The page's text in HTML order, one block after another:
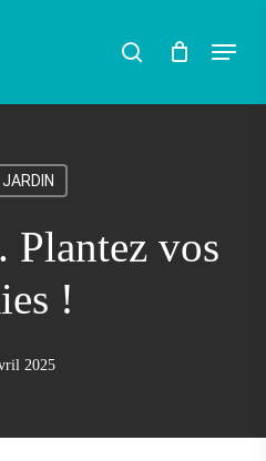
search Menu
Plantez vos
!
2025